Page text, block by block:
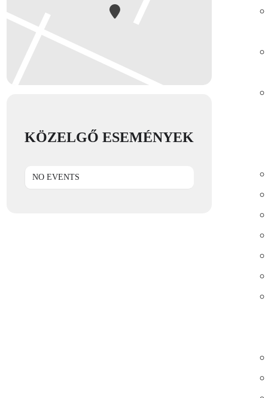
KÖZELGŐ ESEMÉNYEK
NO EVENTS